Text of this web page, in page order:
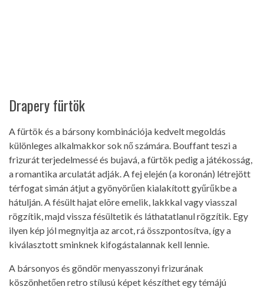
Drapery fürtök
A fürtök és a bársony kombinációja kedvelt megoldás
különleges alkalmakkor sok nő számára. Bouffant teszi a
frizurát terjedelmessé és bujavá, a fürtök pedig a játékosság,
a romantika arculatát adják. A fej elején (a koronán) létrejött
térfogat simán átjut a gyönyörűen kialakított gyűrűkbe a
hátulján. A fésült hajat elõre emelik, lakkkal vagy viasszal
rögzítik, majd vissza fésültetik és láthatatlanul rögzítik. Egy
ilyen kép jól megnyitja az arcot, rá összpontosítva, így a
kiválasztott sminknek kifogástalannak kell lennie.
A bársonyos és göndör menyasszonyi frizurának
köszönhetően retro stílusú képet készíthet egy témájú